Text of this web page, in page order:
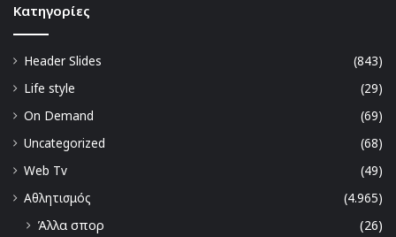
Kατηγορίες
Header Slides
(843)
Life style
(29)
On Demand
(69)
Uncategorized
(68)
Web Tv
(49)
Αθλητισμός
(4.965)
Άλλα σπορ
(26)